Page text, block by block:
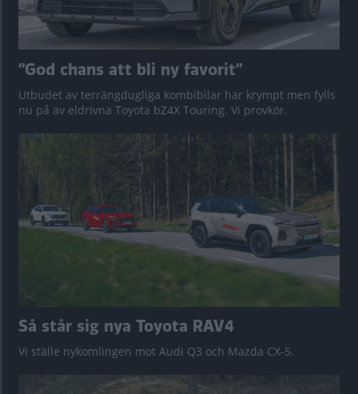
”God chans att bli ny favorit”
Utbudet av terrängdugliga kombibilar har krympt men fylls
nu på av eldrivna Toyota bZ4X Touring. Vi provkör.
Så står sig nya Toyota RAV4
Vi ställe nykomlingen mot Audi Q3 och Mazda CX-5.